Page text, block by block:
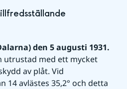
utrustad med ett mycket
av plåt. Vid
14 avlästes 35,2° och detta